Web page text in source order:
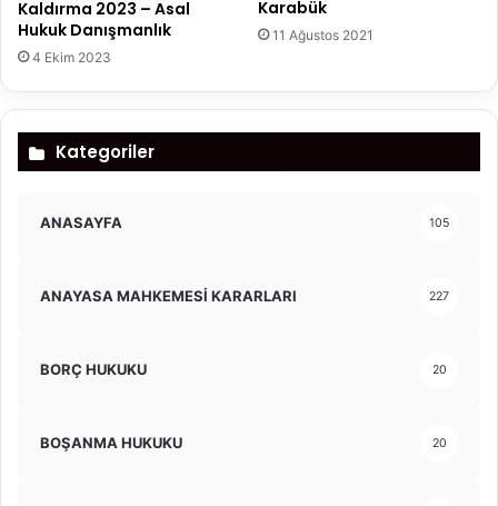
Kaldırma 2023 – Asal
Hukuk Danışmanlık
4 Ekim 2023
Karabük
11 Ağustos 2021
Kategoriler
ANASAYFA 105
ANAYASA MAHKEMESİ KARARLARI 227
BORÇ HUKUKU 20
BOŞANMA HUKUKU 20